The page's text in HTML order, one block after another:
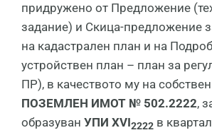
придружено от Предложение
задание) и Скица-предложение
на кадастрален план и на
устройствен план – план за
ПР), в качеството му на
ПОЗЕМЛЕН ИМОТ № 502.2222,
образуван УПИ XVI2222 в квартал